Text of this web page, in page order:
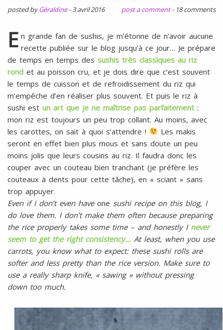
posted byGéraldine -3 avril 2016 post a comment - 18 comments
E n grande fan de sushis, je m’étonne de n’avoir aucune
recette publiée sur le blog jusqu’à ce jour… Je prépare
de temps en temps des sushis très classiques au riz
rond et au poisson cru, et je dois dire que c’est souvent
le temps de cuisson et de refroidissement du riz qui
m’empêche d’en réaliser plus souvent. Et puis le riz à
sushi est un art que je ne maîtrise pas parfaitement :
mon riz est toujours un peu trop collant. Au moins, avec
les carottes, on sait à quoi s’attendre !
Les makis
seront en effet bien plus mous et sans doute un peu
moins jolis que leurs cousins au riz. Il faudra donc les
couper avec un couteau bien tranchant (je préfère les
couteaux à dents pour cette tâche), en « sciant » sans
trop appuyer.
Even if I don’t even have one sushi recipe on this blog, I
do love them. I don’t make them often because preparing
the rice properly takes some time – and honestly I never
seem to get the right consistency… At least, when you use
carrots, you know what to expect: these sushi rolls are
softer and less pretty than the rice version. Make sure to
use a really sharp knife, « sawing » without pressing
down too much.